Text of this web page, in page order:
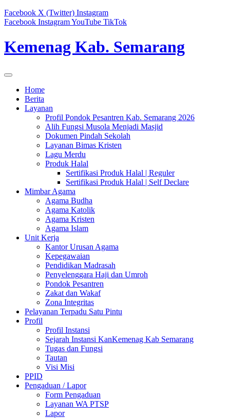
Facebook X (Twitter) Instagram
Facebook InstagramYouTube TikTok
Kemenag Kab. Semarang
Home
Berita
Layanan
Profil Pondok Pesantren Kab. Semarang 2026
Alih Fungsi Musola Menjadi Masjid
Dokumen Pindah Sekolah
Layanan Bimas Kristen
Lagu Merdu
Produk Halal
Sertifikasi Produk Halal | Reguler
Sertifikasi Produk Halal | Self Declare
Mimbar Agama
Agama Budha
Agama Katolik
Agama Kristen
Agama Islam
Unit Kerja
Kantor Urusan Agama
Kepegawaian
Pendidikan Madrasah
Penyelenggara Haji dan Umroh
Pondok Pesantren
Zakat dan Wakaf
Zona Integritas
Pelayanan Terpadu Satu Pintu
Profil
Profil Instansi
Sejarah Instansi KanKemenag Kab Semarang
Tugas dan Fungsi
Tautan
Visi Misi
PPID
Pengaduan / Lapor
Form Pengaduan
Layanan WA PTSP
Lapor